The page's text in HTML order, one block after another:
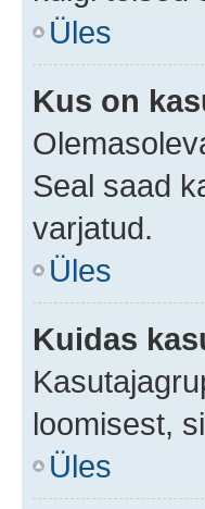
Üles
Kus on
Seal saad
varjatud.
Üles
Kuidas
loomisest,
Üles